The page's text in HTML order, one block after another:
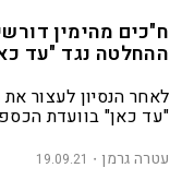
ח"כים מהימין
ההחלטה נגד "עד
לאחר הנסיון לעצור
"עד כאן" בוועדת
במטרה לשנות את
עטרה גרמן 19.09.21